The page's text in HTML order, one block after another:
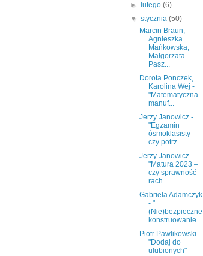
►
lutego(6)
▼stycznia(50)
Marcin Braun,
Agnieszka
Mańkowska,
Małgorzata
Pasz...
Dorota Ponczek,
Karolina Wej -
"Matematyczna
manuf...
Jerzy Janowicz -
"Egzamin
ósmoklasisty ‒
czy potrz...
Jerzy Janowicz -
"Matura 2023 ‒
czy sprawność
rach...
Gabriela Adamczyk
- "
(Nie)bezpieczne
konstruowanie...
Piotr Pawlikowski -
"Dodaj do
ulubionych"